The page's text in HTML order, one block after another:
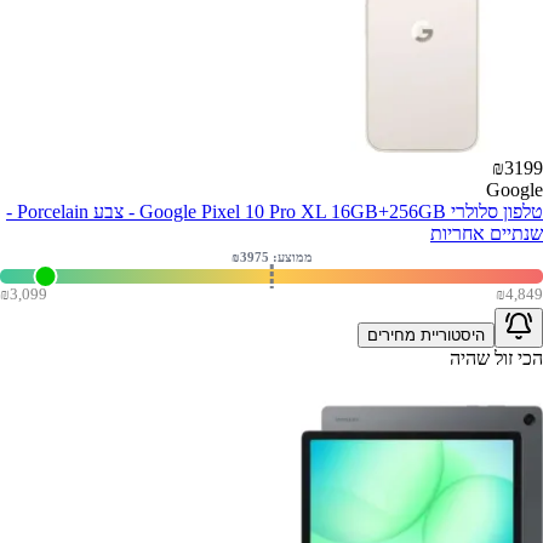
₪3199
Google
טלפון סלולרי Google Pixel 10 Pro XL 16GB+256GB - צבע Porcelain -
שנתיים אחריות
₪3,099 ₪4,849
ממוצע: ₪ 3975
היסטוריית מחירים
הכי זול שהיה